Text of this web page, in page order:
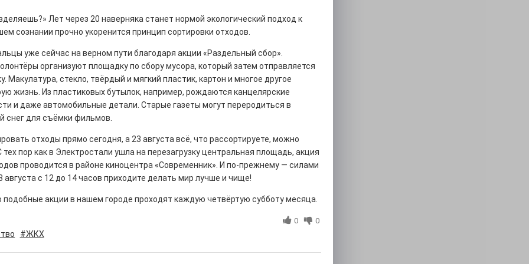
путешествуют по
На этой неделе электростальцев
«Районы-кварталы».
килем!
Лет через 20 наверняка станет нормой экологический подход к
сознании прочно укоренится принцип сортировки отходов.
уже сейчас на верном пути благодаря акции «Раздельный сбор».
организуют площадку по сбору мусора, который затем отправляется
Макулатура, стекло, твёрдый и мягкий пластик, картон и многое другое
жизнь. Из пластиковых бутылок, например, рождаются канцелярские
и даже автомобильные детали. Старые газеты могут переродиться в
снег для съёмки фильмов.
отходы прямо сегодня, а 23 августа всё, что рассортируете, можно
тех пор как в Электростали ушла на перезагрузку центральная площадь, акция
проводится в районе киноцентра «Современник». И по-прежнему — силами
августа с 12 до 14 часов приходите делать мир лучше и чище!
подобные акции в нашем городе проходят каждую четвёртую субботу месяца.
0 0
#ЖКХ